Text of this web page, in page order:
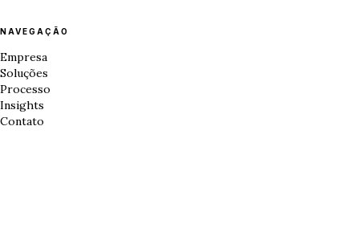
NAVEGAÇÃO
Empresa
Soluções
Processo
Insights
Contato